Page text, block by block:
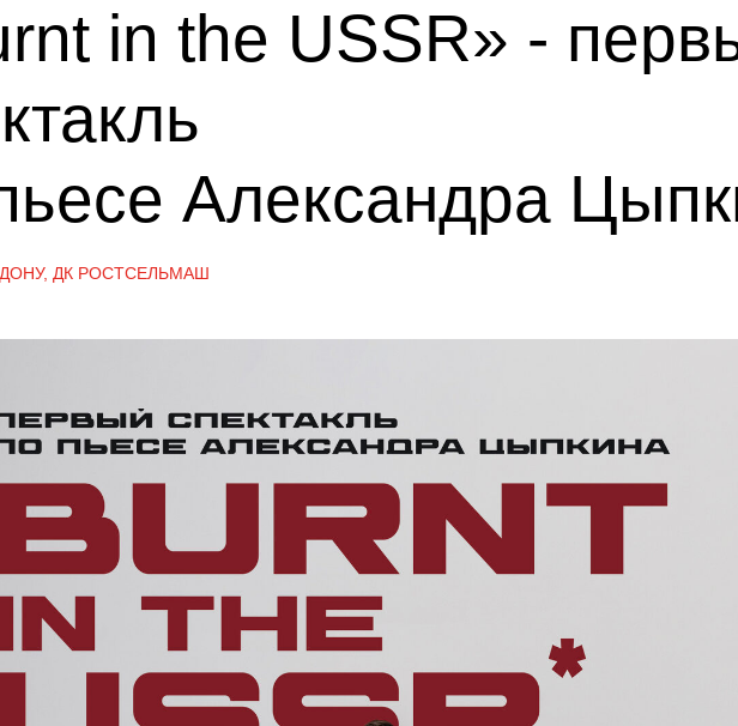
in the USSR» -
Александра
ДК РОСТСЕЛЬМАШ